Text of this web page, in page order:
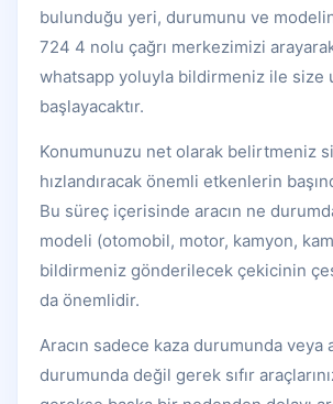
bulunduğu yeri, durumunu ve
724 4 nolu çağrı merkezimizi
whatsapp yoluyla bildirmeniz ile size
başlayacaktır.
Konumunuzu net olarak belirtmeniz
hızlandıracak önemli etkenlerin
Bu süreç içerisinde aracın ne
modeli (otomobil, motor, kamyon,
bildirmeniz gönderilecek çekicinin
da önemlidir.
Aracın sadece kaza durumunda veya
durumunda değil gerek sıfır